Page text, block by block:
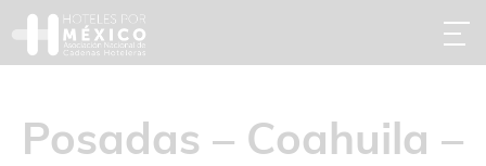
Posadas – Coahuila –